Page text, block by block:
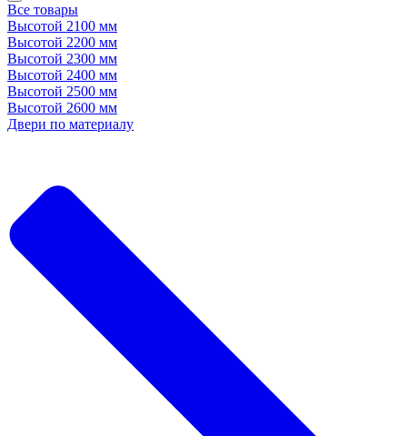
Все товары
Высотой 2100 мм
Высотой 2200 мм
Высотой 2300 мм
Высотой 2400 мм
Высотой 2500 мм
Высотой 2600 мм
Двери по материалу